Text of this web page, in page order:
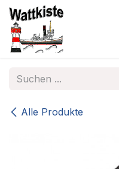
Zum Inhalt springen
Alle Produkte